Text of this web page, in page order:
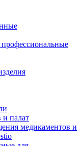
и палат
медикаментов и